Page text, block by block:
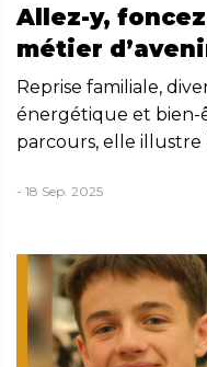
Allez-y,
métier
Reprise familiale,
énergétique et bien-
parcours, elle illustre
- 18 Sep. 2025